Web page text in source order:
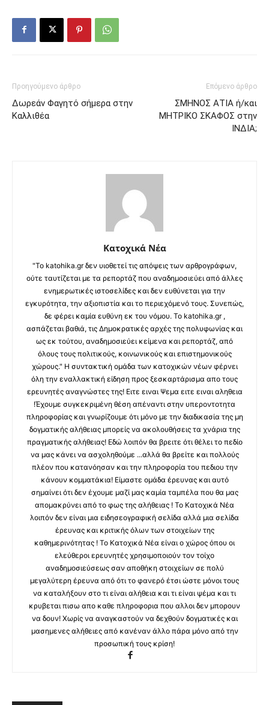
Προηγούμενο άρθρο
Δωρεάν Φαγητό σήμερα στην
Καλλιθέα
Επόμενο άρθρο
ΣΜΗΝΟΣ ΑΤΙΑ ή/και
ΜΗΤΡΙΚΟ ΣΚΑΦΟΣ στην
ΙΝΔΙΑ;
Κατοχικά Νέα
"Το katohika.gr δεν υιοθετεί τις απόψεις των αρθρογράφων,
ούτε ταυτίζεται με τα ρεπορτάζ που αναδημοσιεύει από άλλες
ενημερωτικές ιστοσελίδες και δεν ευθύνεται για την
εγκυρότητα, την αξιοπιστία και το περιεχόμενό τους. Συνεπώς,
δε φέρει καμία ευθύνη εκ του νόμου. Το katohika.gr ,
ασπάζεται βαθιά, τις Δημοκρατικές αρχές της πολυφωνίας και
ως εκ τούτου, αναδημοσιεύει κείμενα και ρεπορτάζ, από
όλους τους πολιτικούς, κοινωνικούς και επιστημονικούς
χώρους." Η συντακτική ομάδα των κατοχικών νέων φέρνει
όλη την εναλλακτική είδηση προς ξεσκαρτάρισμα απο τους
ερευνητές αναγνώστες της! Ειτε ειναι Ψεμα ειτε ειναι αληθεια
!Έχουμε συγκεκριμένη θέση απέναντι στην υπεροντοτητα
πληροφορίας και γνωρίζουμε ότι μόνο με την διαδικασία της μη
δογματικής αλήθειας μπορείς να ακολουθήσεις τα χνάρια της
πραγματικής αλήθειας! Εδώ λοιπόν θα βρειτε ότι θέλει το πεδίο
να μας κάνει να ασχοληθούμε ...αλλά θα βρείτε και πολλούς
πλέον που κατανόησαν και την πληροφορία του πεδιου την
κάνουν κομματάκια! Είμαστε ομάδα έρευνας και αυτό
σημαίνει ότι δεν έχουμε μαζί μας καμία ταμπέλα που θα μας
απομακρύνει από το φως της αλήθειας ! Το Κατοχικά Νέα
λοιπόν δεν είναι μια ειδησεογραφική σελίδα αλλά μια σελίδα
έρευνας και κριτικής όλων των στοιχείων της
καθημερινότητας ! Το Κατοχικά Νέα είναι ο χώρος όπου οι
ελεύθεροι ερευνητές χρησιμοποιούν τον τοίχο
αναδημοσιεύσεως σαν αποθήκη στοιχείων σε πολύ
μεγαλύτερη έρευνα από ότι το φανερό έτσι ώστε μόνοι τους
να καταλήξουν στο τι είναι αλήθεια και τι είναι ψέμα και τι
κρυβεται πισω απο καθε πληροφορια που αλλοι δεν μπορουν
να δουν! Χωρίς να αναγκαστούν να δεχθούν δογματικές και
μασημενες αλήθειες από κανέναν άλλο πάρα μόνο από την
προσωπική τους κρίση!